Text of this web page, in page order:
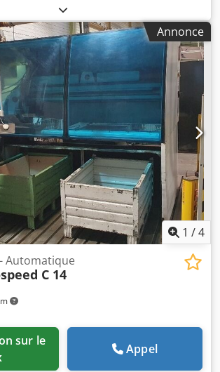
45° vers la gauche et jusqu’à 0° vers
d’inclinaison particulier, doté
intégrée, permet de travailler de
soit la position angulaire. Un butoir de
arrière permet d’utiliser au mieux la
de scie pour les profilés larges et plats.
de la scie. Équipement de série
de scie et le bâti inférieur. Dispositif
des pièces (vertical). Dispositif de
contrôlé. Unité de maintenance.
Anmsrf
Annonce
1 /4
Automatique
C 14
Appel